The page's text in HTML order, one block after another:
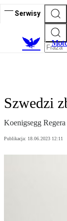
Serwisy
M
Szwedzi
Koenigsegg
Publikacja: 18.06.2023 12:11